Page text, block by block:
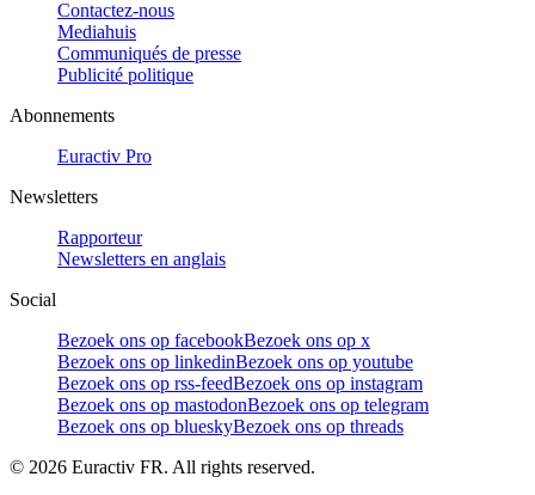
Contactez-nous
Mediahuis
Communiqués de presse
Publicité politique
Abonnements
Euractiv Pro
Newsletters
Rapporteur
Newsletters en anglais
Social
Bezoek ons op facebookBezoek ons op x
Bezoek ons op linkedinBezoek ons op youtube
Bezoek ons op rss-feedBezoek ons op instagram
Bezoek ons op mastodonBezoek ons op telegram
Bezoek ons op blueskyBezoek ons op threads
© 2026 Euractiv FR. All rights reserved.